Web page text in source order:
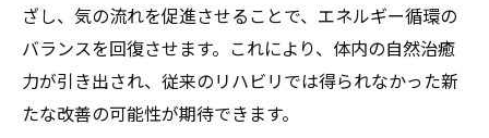
ざし、気の流れを促進させることで、エネルギー循環の
バランスを回復させます。これにより、体内の自然治癒
力が引き出され、従来のリハビリでは得られなかった新
たな改善の可能性が期待できます。